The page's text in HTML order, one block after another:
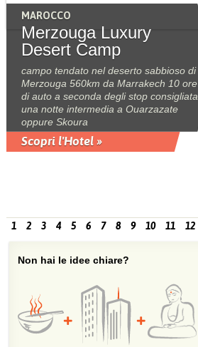
MAROCCO
Merzouga Luxury
Desert Camp
campo tendato nel deserto sabbioso di
Merzouga 560km da Marrakech 10 ore
di auto a seconda degli stop consigliata
una notte intermedia a Ouarzazate
oppure Skoura
Scopri l'Hotel »
1 2 3 4 5 6 7 8 9 10 11 12
Non hai le idee chiare?